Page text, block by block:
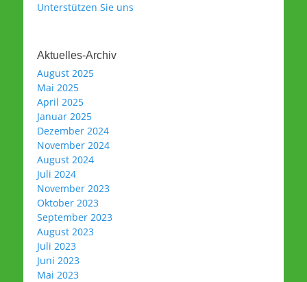
Unterstützen Sie uns
Aktuelles-Archiv
August 2025
Mai 2025
April 2025
Januar 2025
Dezember 2024
November 2024
August 2024
Juli 2024
November 2023
Oktober 2023
September 2023
August 2023
Juli 2023
Juni 2023
Mai 2023